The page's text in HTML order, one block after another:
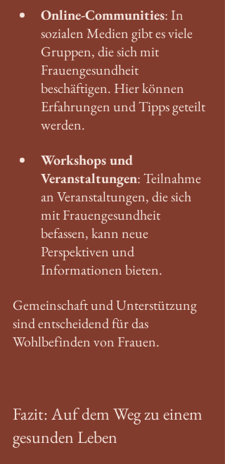
Online-Communities: In
sozialen Medien gibt es viele
Gruppen, die sich mit
Frauengesundheit
beschäftigen. Hier können
Erfahrungen und Tipps geteilt
werden.
Workshops und
Veranstaltungen: Teilnahme
an Veranstaltungen, die sich
mit Frauengesundheit
befassen, kann neue
Perspektiven und
Informationen bieten.
Gemeinschaft und Unterstützung
sind entscheidend für das
Wohlbefinden von Frauen.
Fazit: Auf dem Weg zu einem
gesunden Leben